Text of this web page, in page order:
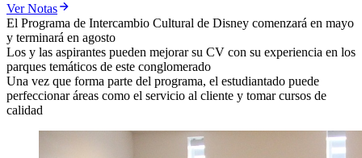
Ver Notas
El Programa de Intercambio Cultural de Disney comenzará en mayo
y terminará en agosto
Los y las aspirantes pueden mejorar su CV con su experiencia en los
parques temáticos de este conglomerado
Una vez que forma parte del programa, el estudiantado puede
perfeccionar áreas como el servicio al cliente y tomar cursos de
calidad